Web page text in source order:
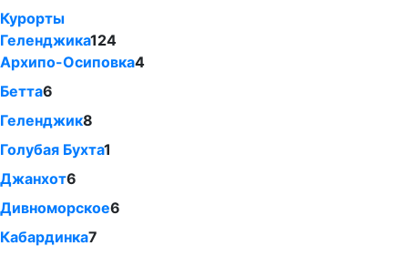
Курорты
Геленджика124
Архипо-Осиповка4
Бетта6
Геленджик8
Голубая Бухта1
Джанхот6
Дивноморское6
Кабардинка7